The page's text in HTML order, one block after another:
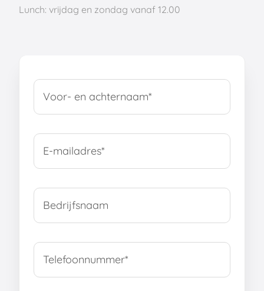
Lunch: vrijdag en zondag vanaf 12.00